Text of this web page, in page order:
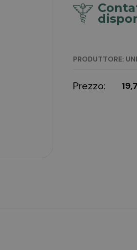
PRODUTTORE:
Prezzo: